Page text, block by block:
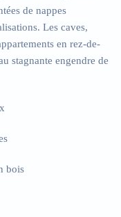
de nappes
Les caves,
en rez-de-
stagnante engendre de
bois